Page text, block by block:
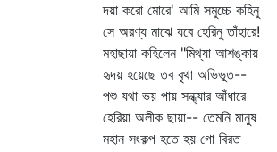
দয়া করো মোরে' আমি সমুচ্চে কহিনু
সে অরণ্য মাঝে যবে হেরিনু তাঁহারে!
মহাছায়া কহিলেন "মিথ্যা আশঙ্কায়
হৃদয় হয়েছে তব বৃথা অভিভূত--
পশু যথা ভয় পায় সন্ধ্যার আঁধারে
হেরিয়া অলীক ছায়া-- তেমনি মানুষ
মহান সংকল্প হতে হয় গো বিরত